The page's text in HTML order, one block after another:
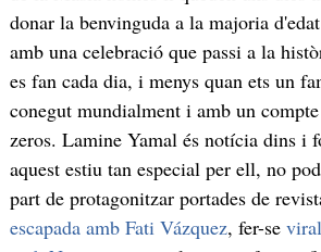
donar la benvinguda a la majoria
amb una celebració que passi a la
es fan cada dia, i menys quan ets un
conegut mundialment i amb un
zeros. Lamine Yamal és notícia dins i
aquest estiu tan especial per ell, no
part de protagonitzar portades de
escapada amb Fati Vázquez, fer-se